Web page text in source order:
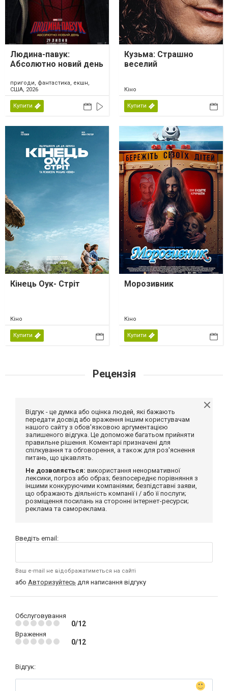
Людина-павук:
Абсолютно новий день
пригоди, фантастика, екшн,
США, 2026
Купити
Кузьма: Страшно
веселий
Кіно
Купити
Кінець Оук- Стріт
Кіно
Купити
Морозивник
Кіно
Купити
Рецензія
Відгук - це думка або оцінка людей, які бажають
передати досвід або враження іншим користувачам
нашого сайту з обов'язковою аргументацією
залишеного відгука. Це допоможе багатьом прийняти
правильне рішення. Коментарі призначені для
спілкування та обговорення, а також для роз'яснення
питань, що цікавлять.
Не дозволяється: використання ненормативної
лексики, погроз або образ; безпосереднє порівняння з
іншими конкуруючими компаніями; безпідставні заяви,
що ображають діяльність компанії і / або її послуги;
розміщення посилань на сторонні інтернет-ресурси;
реклама та самореклама.
Введіть email:
Ваш e-mail не відображатиметься на сайті
або Авторизуйтесь для написання відгуку
Обслуговування
0/12
Враження
0/12
Відгук: